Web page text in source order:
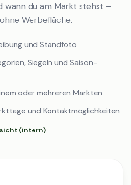
wann du am Markt stehst –
Werbefläche.
und Standfoto
Siegeln und Saison-
oder mehreren Märkten
und Kontaktmöglichkeiten
(intern)